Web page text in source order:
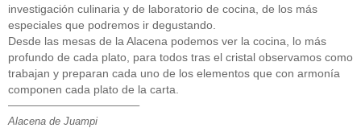
investigación culinaria y de laboratorio de cocina, de los más
especiales que podremos ir degustando.
Desde las mesas de la Alacena podemos ver la cocina, lo más
profundo de cada plato, para todos tras el cristal observamos como
trabajan y preparan cada uno de los elementos que con armonía
componen cada plato de la carta.
————————————–
Alacena de Juampi